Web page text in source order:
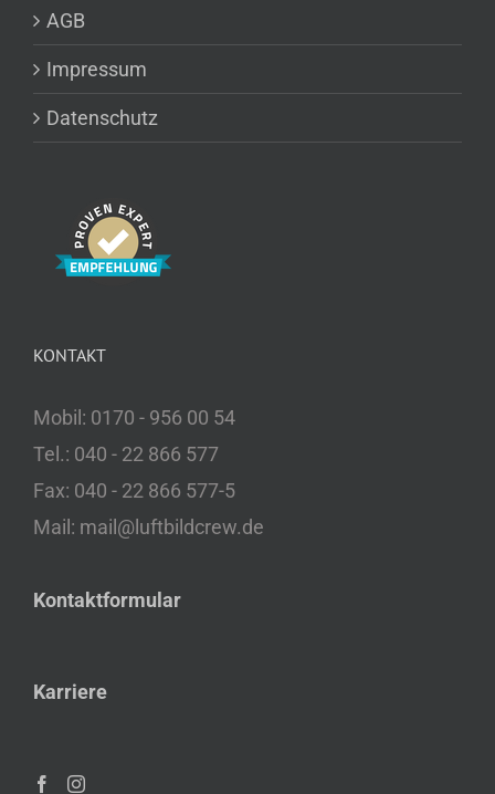
AGB
Impressum
Datenschutz
KONTAKT
Mobil: 0170 - 956 00 54
Tel.: 040 - 22 866 577
Fax: 040 - 22 866 577-5
Mail: mail@luftbildcrew.de
Kontaktformular
Karriere